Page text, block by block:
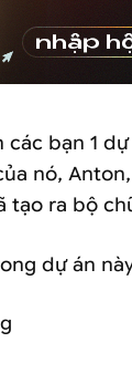
bạn 1
nó,
tạo ra bộ
dự án